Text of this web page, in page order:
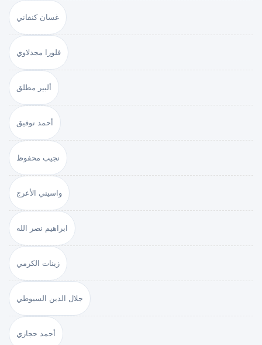
غسان كنفاني
فلورا مجدلاوي
ألبير مطلق
أحمد توفيق
نجيب محفوظ
واسيني الأعرج
ابراهيم نصر الله
زينات الكرمي
جلال الدين السيوطي
أحمد حجازي